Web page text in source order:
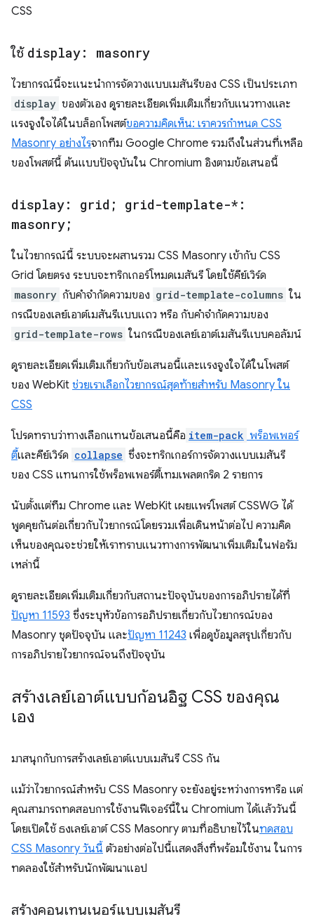
CSS
ใช้ display: masonry
ไวยากรณ์นี้จะแนะนำการจัดวางแบบเมสันรีของ CSS เป็นประเภท
display ของตัวเอง ดูรายละเอียดเพิ่มเติมเกี่ยวกับแนวทางและ
แรงจูงใจได้ในบล็อกโพสต์ขอความคิดเห็น: เราควรกำหนด CSS
Masonry อย่างไรจากทีม Google Chrome รวมถึงในส่วนที่เหลือ
ของโพสต์นี้ ต้นแบบปัจจุบันใน Chromium อิงตามข้อเสนอนี้
display: grid; grid-template-*:
masonry;
ในไวยากรณ์นี้ ระบบจะผสานรวม CSS Masonry เข้ากับ CSS
Grid โดยตรง ระบบจะทริกเกอร์โหมดเมสันรี โดยใช้คีย์เวิร์ด
masonry กับคำจำกัดความของ grid-template-columns ใน
กรณีของเลย์เอาต์เมสันรีแบบแถว หรือ กับคำจำกัดความของ
grid-template-rows ในกรณีของเลย์เอาต์เมสันรีแบบคอลัมน์
ดูรายละเอียดเพิ่มเติมเกี่ยวกับข้อเสนอนี้และแรงจูงใจได้ในโพสต์
ของ WebKit ช่วยเราเลือกไวยากรณ์สุดท้ายสำหรับ Masonry ใน
CSS
โปรดทราบว่าทางเลือกแทนข้อเสนอนี้คือ item-pack พร็อพเพอร์
ตี้และคีย์เวิร์ด collapse ซึ่งจะทริกเกอร์การจัดวางแบบเมสันรี
ของ CSS แทนการใช้พร็อพเพอร์ตี้เทมเพลตกริด 2 รายการ
นับตั้งแต่ทีม Chrome และ WebKit เผยแพร่โพสต์ CSSWG ได้
พูดคุยกันต่อเกี่ยวกับไวยากรณ์โดยรวมเพื่อเดินหน้าต่อไป ความคิด
เห็นของคุณจะช่วยให้เราทราบแนวทางการพัฒนาเพิ่มเติมในฟอรัม
เหล่านี้
ดูรายละเอียดเพิ่มเติมเกี่ยวกับสถานะปัจจุบันของการอภิปรายได้ที่
ปัญหา 11593 ซึ่งระบุหัวข้อการอภิปรายเกี่ยวกับไวยากรณ์ของ
Masonry ชุดปัจจุบัน และปัญหา 11243 เพื่อดูข้อมูลสรุปเกี่ยวกับ
การอภิปรายไวยากรณ์จนถึงปัจจุบัน
สร้างเลย์เอาต์แบบก้อนอิฐ CSS ของคุณ
เอง
มาสนุกกับการสร้างเลย์เอาต์แบบเมสันรี CSS กัน
แม้ว่าไวยากรณ์สำหรับ CSS Masonry จะยังอยู่ระหว่างการหารือ แต่
คุณสามารถทดสอบการใช้งานฟีเจอร์นี้ใน Chromium ได้แล้ววันนี้
โดยเปิดใช้ ธงเลย์เอาต์ CSS Masonry ตามที่อธิบายไว้ในทดสอบ
CSS Masonry วันนี้ ตัวอย่างต่อไปนี้แสดงสิ่งที่พร้อมใช้งาน ในการ
ทดลองใช้สำหรับนักพัฒนาแอป
สร้างคอนเทนเนอร์แบบเมสันรี